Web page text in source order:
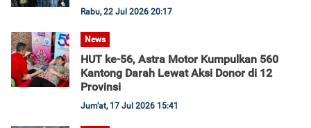
Rabu, 22 Jul 2026 20:17
News
HUT ke-56, Astra Motor Kumpulkan 560
Kantong Darah Lewat Aksi Donor di 12
Provinsi
Jum'at, 17 Jul 2026 15:41